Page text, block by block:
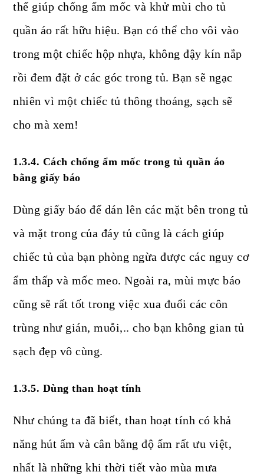
thể giúp chống ẩm mốc và khử mùi cho tủ
quần áo rất hữu hiệu. Bạn có thể cho vôi vào
trong một chiếc hộp nhựa, không đậy kín nắp
rồi đem đặt ở các góc trong tủ. Bạn sẽ ngạc
nhiên vì một chiếc tủ thông thoáng, sạch sẽ
cho mà xem!
1.3.4. Cách chống ẩm mốc trong tủ quần áo
bằng giấy báo
Dùng giấy báo để dán lên các mặt bên trong tủ
và mặt trong của đáy tủ cũng là cách giúp
chiếc tủ của bạn phòng ngừa được các nguy cơ
ẩm thấp và mốc meo. Ngoài ra, mùi mực báo
cũng sẽ rất tốt trong việc xua đuổi các côn
trùng như gián, muỗi,.. cho bạn không gian tủ
sạch đẹp vô cùng.
1.3.5. Dùng than hoạt tính
Như chúng ta đã biết, than hoạt tính có khả
năng hút ẩm và cân bằng độ ẩm rất ưu việt,
nhất là những khi thời tiết vào mùa mưa